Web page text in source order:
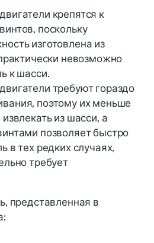
крепятся к
поскольку
изготовлена ​​из
невозможно
к шасси.
требуют гораздо
поэтому их меньше
из шасси, а
позволяет быстро
в тех редких случаях,
требует
представленная в